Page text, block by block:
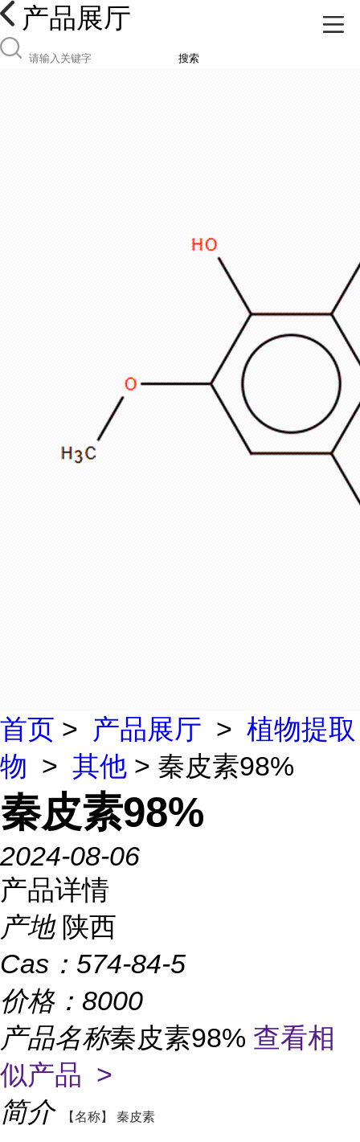
产品展厅
搜索
首页 > 产品展厅 > 植物提取
物 > 其他 > 秦皮素98%
秦皮素98%
2024-08-06
产品详情
产地 陕西
Cas： 574-84-5
价格： 8000
产品名称秦皮素98% 查看相
似产品 >
简介
【名称】 秦皮素